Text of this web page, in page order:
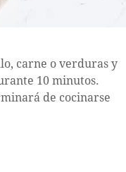
carne o verduras y
10 minutos.
de cocinarse